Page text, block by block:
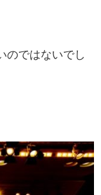
のではないでし